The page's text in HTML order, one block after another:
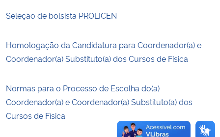
Secretaria-Geral
Advocacia-Geral da União
Banco Central do Brasil
Seleção de bolsista PROLICEN
Homologação da Candidatura para Coordenador(a) e
Coordenador(a) Substituto(a) dos Cursos de Física
Normas para o Processo de Escolha do(a)
Coordenador(a) e Coordenador(a) Substituto(a) dos
Cursos de Física